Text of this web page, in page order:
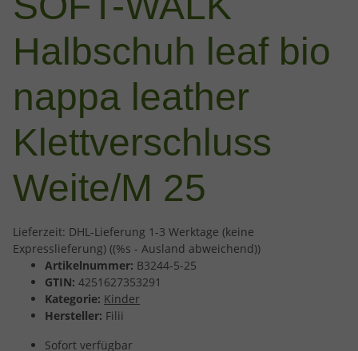
Halbschuh leaf bio
nappa leather
Klettverschluss
Weite/M 25
Lieferzeit: DHL-Lieferung 1-3 Werktage (keine
Expresslieferung) ((%s - Ausland abweichend))
Artikelnummer: B3244-5-25
GTIN: 4251627353291
Kategorie: Kinder
Hersteller: Filii
Sofort verfügbar